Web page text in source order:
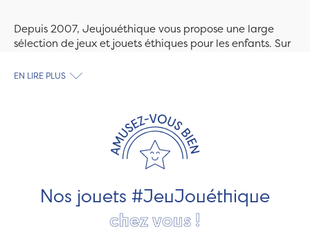
Depuis 2007, Jeujouéthique vous propose une large
sélection de jeux et jouets éthiques pour les enfants. Sur
découvrez le plus grand choix de jouets en bois
les jeux et jouets en bois de qualité et engagés dans le
développement durable. Ils nous fabriquent des jouets
pour les jeunes enfants, des jeux d'éveil, des jeux de
société, des jouets d'imitation, des jeux de plein air, ... et
EN LIRE PLUS
Nos jouets #JeuJouéthique
chez vous !